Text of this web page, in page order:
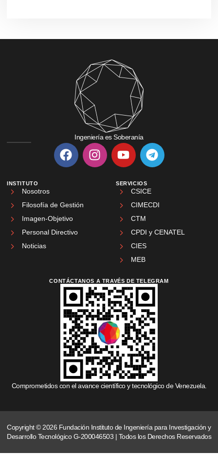
Ingeniería es Soberanía
INSTITUTO
Nosotros
Filosofía de Gestión
Imagen-Objetivo
Personal Directivo
Noticias
SERVICIOS
CSICE
CIMECDI
CTM
CPDI y CENATEL
CIES
MEB
CONTÁCTANOS A TRAVÉS DE TELEGRAM
Comprometidos con el avance científico y tecnológico de Venezuela.
Copyright © 2026 Fundación Instituto de Ingeniería para Investigación y
Desarrollo Tecnológico G-200046503 | Todos los Derechos Reservados